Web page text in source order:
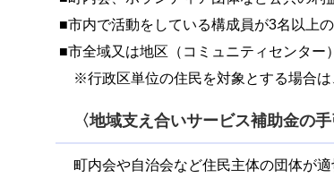
■市内で活動をしている構成員が3名以上の
■市全域又は地区（コミュニティセンター
※行政区単位の住民を対象とする場合は
〈地域支え合いサービス補助金の手
町内会や自治会など住民主体の団体が